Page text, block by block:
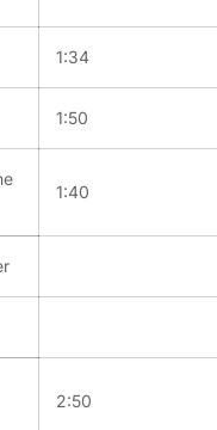
1:34
1:50
1:40
2:50